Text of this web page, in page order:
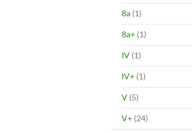
8a (1)
8a+ (1)
IV (1)
IV+ (1)
V (5)
V+ (24)